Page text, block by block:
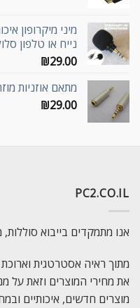
מיני מיקרופון
נייח או טלפון
₪29.00
מתאם אוזניות מוזהב מ 2.5
₪29.00
PC2.CO.IL
אנו מתמקדים בייבוא
מתוך ראיה אסטרטגית
את מחירי המוצרים וזאת על
מוצרים חדשים, איכותיים